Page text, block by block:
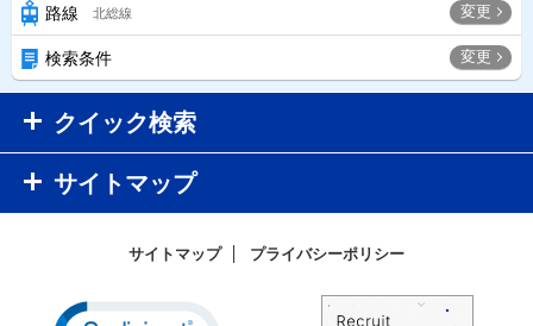
路線 北総線 変更
検索条件 変更
クイック検索
サイトマップ
サイトマップ プライバシーポリシー